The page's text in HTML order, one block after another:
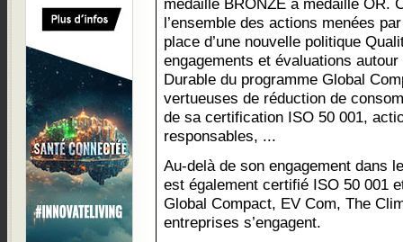
médaille BRONZE à médaille OR.
l’ensemble des actions menées
place d’une nouvelle politique
engagements et évaluations
Durable du programme Global
vertueuses de réduction de
de sa certification ISO 50 001,
responsables, ...
Au-delà de son engagement dans
est également certifié ISO 50 001
Global Compact, EV Com, The
entreprises s’engagent.